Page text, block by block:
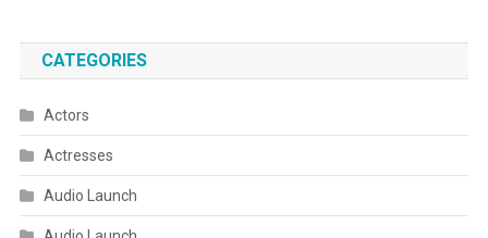
CATEGORIES
Actors
Actresses
Audio Launch